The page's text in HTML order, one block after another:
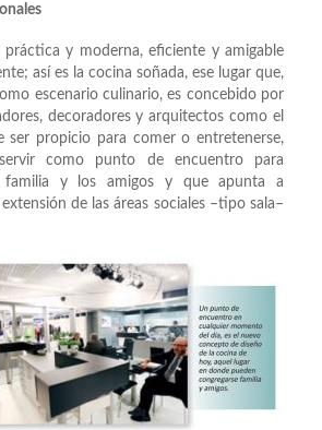
práctica y moderna, eficiente y amigable
así es la cocina soñada, ese lugar que,
escenario culinario, es concebido por
decoradores y arquitectos como el
ser propicio para comer o entretenerse,
como punto de encuentro para
y los amigos y que apunta a
de las áreas sociales –tipo sala–